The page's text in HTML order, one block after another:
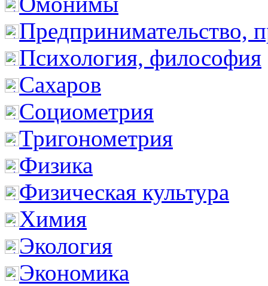
Предпринимательство,
Психология, философия
Сахаров
Социометрия
Тригонометрия
Физика
Физическая культура
Химия
Экология
Экономика